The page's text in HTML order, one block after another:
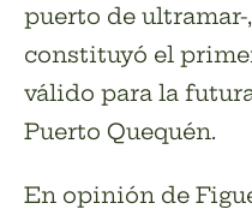
puerto de ultramar-
constituyó el
válido para la
Puerto Quequén.
En opinión de